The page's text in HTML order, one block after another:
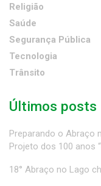
Religião
Saúde
Segurança Pública
Tecnologia
Trânsito
Últimos posts
Preparando o Abraço
Projeto dos 100 anos
18° Abraço no Lago